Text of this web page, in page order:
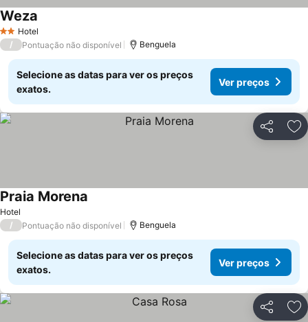
2 Estrelas
Hotel
Weza
/ Pontuação não disponível Benguela
Selecione as datas para ver os preços
exatos.
Ver preços
Partilhar
Hotel
Praia Morena
/ Pontuação não disponível Benguela
Selecione as datas para ver os preços
exatos.
Ver preços
Partilhar